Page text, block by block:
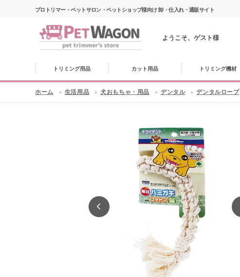
プロトリマー・ペットサロン・ペットショップ様向け 卸・仕入れ・通販サイト
ようこそ、ゲスト様
トリミング用品 カット用品 トリミング機材
ホーム 生活用品 犬おもちゃ・用品 デンタル デンタルロープ